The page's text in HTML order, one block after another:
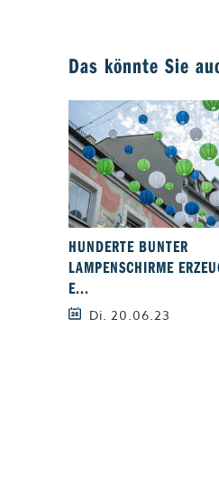
Das könnte Sie
HUNDERTE BUNTER
LAMPENSCHIRME
E...
Di. 20.06.23